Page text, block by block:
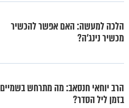
הלכה למעשה: האם אפשר להכשיר
מכשיר נינג'ה?
הרב יוחאי חנסאב: מה מתרחש בשמיים
בזמן ליל הסדר?